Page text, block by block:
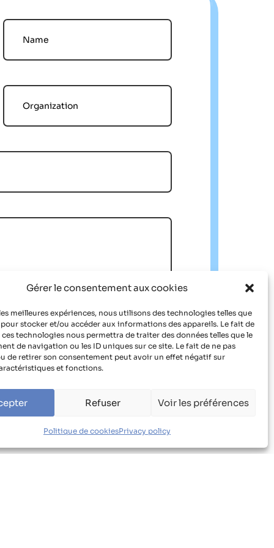
Gérer le consentement aux cookies
meilleures expériences, nous utilisons des technologies telles que
stocker et/ou accéder aux informations des appareils. Le fait de
technologies nous permettra de traiter des données telles que le
de navigation ou les ID uniques sur ce site. Le fait de ne pas
de retirer son consentement peut avoir un effet négatif sur
et fonctions.
Refuser Voir les préférences
Politique de cookiesPrivacy policy